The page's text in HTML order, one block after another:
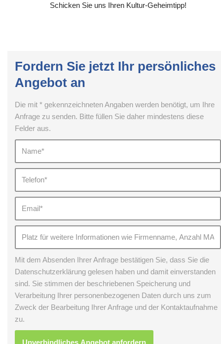
Schicken Sie uns Ihren Kultur-Geheimtipp!
Fordern Sie jetzt Ihr persönliches
Angebot an
Die mit * gekennzeichneten Angaben werden benötigt, um Ihre
Anfrage zu senden. Bitte füllen Sie daher mindestens diese
Felder aus.
Mit dem Absenden Ihrer Anfrage bestätigen Sie, dass Sie die
Datenschutzerklärung gelesen haben und damit einverstanden
sind. Sie stimmen der beschriebenen Speicherung und
Verarbeitung Ihrer personenbezogenen Daten durch uns zum
Zweck der Bearbeitung Ihrer Anfrage und der Kontaktaufnahme
zu.